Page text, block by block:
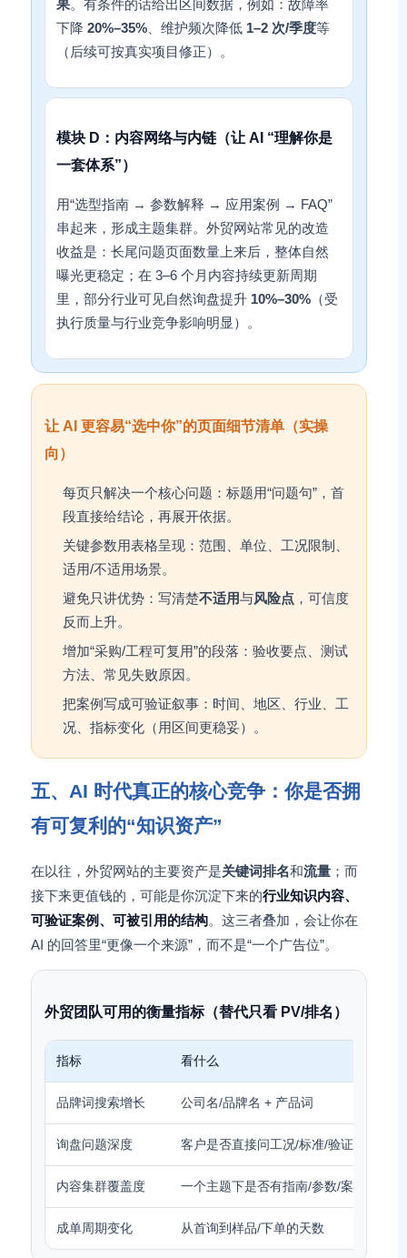
果。有条件的话给出区间数据，例如：故障率
下降 20%–35% 、维护频次降低 1–2 次/季度等
（后续可按真实项目修正）。
模块 D：内容网络与内链（让 AI “理解你是
一套体系”）
用“选型指南 → 参数解释 → 应用案例 → FAQ”
串起来，形成主题集群。外贸网站常见的改造
收益是：长尾问题页面数量上来后，整体自然
曝光更稳定；在 3–6 个月内容持续更新周期
里，部分行业可见自然询盘提升 10%–30% （受
执行质量与行业竞争影响明显）。
让 AI 更容易“选中你”的页面细节清单（实操
向）
每页只解决一个核心问题：标题用“问题句”，首
段直接给结论，再展开依据。
关键参数用表格呈现：范围、单位、工况限制、
适用/不适用场景。
避免只讲优势：写清楚不适用与风险点 ，可信度
反而上升。
增加“采购/工程可复用”的段落：验收要点、测试
方法、常见失败原因。
把案例写成可验证叙事：时间、地区、行业、工
况、指标变化（用区间更稳妥）。
五、AI 时代真正的核心竞争：你是否拥
有可复利的“知识资产”
在以往，外贸网站的主要资产是关键词排名和流量 ；而
接下来更值钱的，可能是你沉淀下来的行业知识内容、
可验证案例、可被引用的结构。这三者叠加，会让你在
AI 的回答里“更像一个来源”，而不是“一个广告位”。
外贸团队可用的衡量指标（替代只看 PV/排名）
指标 看什么
品牌词搜索增长 公司名/品牌名 + 产品词
询盘问题深度 客户是否直接问工况/标准/验证
内容集群覆盖度 一个主题下是否有指南/参数/案例/FAQ
成单周期变化 从首询到样品/下单的天数